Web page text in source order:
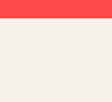
能知识已经很不错，但是由